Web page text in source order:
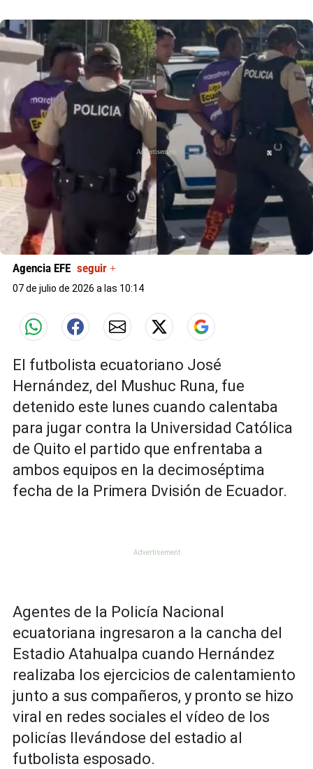
X
Agencia EFE seguir +
07 de julio de 2026 a las 10:14
El futbolista ecuatoriano José
Hernández, del Mushuc Runa, fue
detenido este lunes cuando calentaba
para jugar contra la Universidad Católica
de Quito el partido que enfrentaba a
ambos equipos en la decimoséptima
fecha de la Primera Dvisión de Ecuador.
Agentes de la Policía Nacional
ecuatoriana ingresaron a la cancha del
Estadio Atahualpa cuando Hernández
realizaba los ejercicios de calentamiento
junto a sus compañeros, y pronto se hizo
viral en redes sociales el vídeo de los
policías llevándose del estadio al
futbolista esposado.